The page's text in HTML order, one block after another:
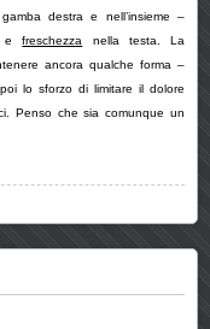
destra e nell’insieme –
efreschezza
nella testa. La
ancora qualche forma –
lo sforzo di limitare il dolore
Penso che sia comunque un